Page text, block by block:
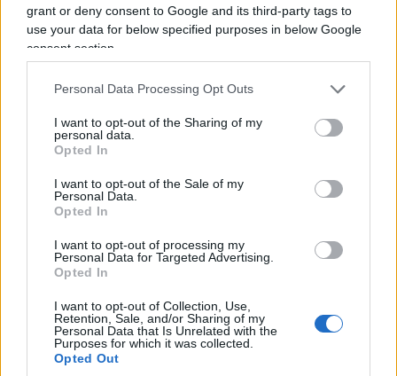
grant or deny consent to Google and its third-party tags to
use your data for below specified purposes in below Google
consent section.
Personal Data Processing Opt Outs
I want to opt-out of the Sharing of my
personal data.
Opted In
I want to opt-out of the Sale of my
Personal Data.
Opted In
I want to opt-out of processing my
Personal Data for Targeted Advertising.
Opted In
I want to opt-out of Collection, Use,
Retention, Sale, and/or Sharing of my
Personal Data that Is Unrelated with the
Purposes for which it was collected.
Opted Out
Giuseppe Contesi presenta davanti alla
gestita la pandemia e decide di cominciare dalle
mascherine acquistate da un altro governo. Alta
scuola forense: quando l’interrogatorio si
annuncia scomodo, si prova a cambiare imputato.
E possibilmente anche processo.